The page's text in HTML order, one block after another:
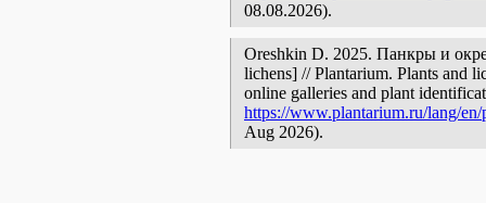
08.08.2026).
Oreshkin D. 2025. Панкры и
lichens] // Plantarium. Plants and
online galleries and plant
https://www.plantarium.ru/lang/
Aug 2026).